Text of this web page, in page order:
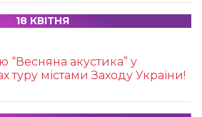
18 КВІТНЯ
“Весняна акустика” у
туру містами Заходу України!